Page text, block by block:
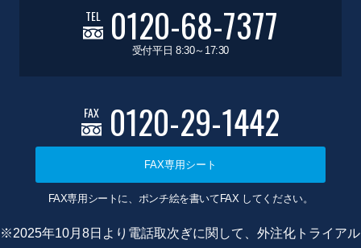
TEL 0120-68-7377
受付平日 8:30～17:30
FAX 0120-29-1442
FAX専用シート
FAX専用シートに、ポンチ絵を書いてFAX してください。
※2025年10月8日より電話取次ぎに関して、外注化トライアル